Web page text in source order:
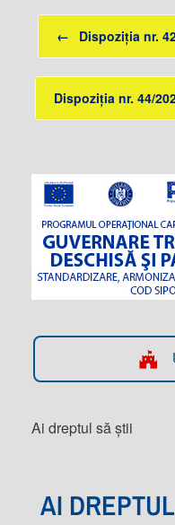
Post navigation
← Dispoziția nr.
Dispoziția nr. 44/
Ai dreptul să știi
AI